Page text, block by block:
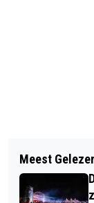
KWAAL
GROTE
Meest